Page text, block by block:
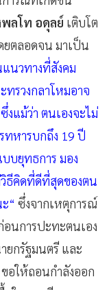
พลโท อดุลย์ เติบโต
ตลอดจน มาเป็น
แนวทางที่สังคม
รวงกลาโหมอาจ
แม้ว่า ตนเองจะไม่
ทหารบกถึง 19 ปี
บยุทธการ มอง
ธีคิดที่ดีที่สุดของตน
“ ซึ่งจากเหตุการณ์
นการปะทะตนเอง
ยกรัฐมนตรี และ
อให้ถอนกำลังออก